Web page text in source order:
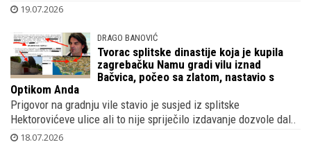
19.07.2026
DRAGO BANOVIĆ
Tvorac splitske dinastije koja je kupila
zagrebačku Namu gradi vilu iznad
Bačvica, počeo sa zlatom, nastavio s
Optikom Anda
Prigovor na gradnju vile stavio je susjed iz splitske
Hektorovićeve ulice ali to nije spriječilo izdavanje dozvole dal..
18.07.2026